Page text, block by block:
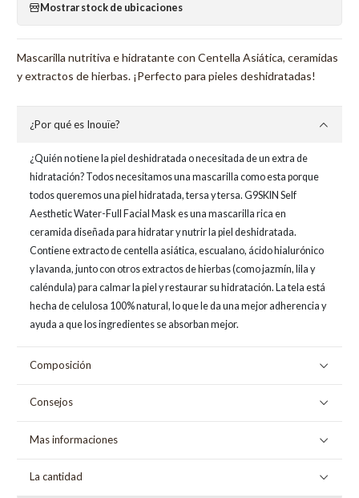
Mostrar stock de ubicaciones
Mascarilla nutritiva e hidratante con Centella Asiática, ceramidas
y extractos de hierbas. ¡Perfecto para pieles deshidratadas!
¿Por qué es Inouïe?
¿Quién no tiene la piel deshidratada o necesitada de un extra de
hidratación? Todos necesitamos una mascarilla como esta porque
todos queremos una piel hidratada, tersa y tersa. G9SKIN Self
Aesthetic Water-Full Facial Mask es una mascarilla rica en
ceramida diseñada para hidratar y nutrir la piel deshidratada.
Contiene extracto de centella asiática, escualano, ácido hialurónico
y lavanda, junto con otros extractos de hierbas (como jazmín, lila y
caléndula) para calmar la piel y restaurar su hidratación. La tela está
hecha de celulosa 100% natural, lo que le da una mejor adherencia y
ayuda a que los ingredientes se absorban mejor.
Composición
Consejos
Mas informaciones
La cantidad